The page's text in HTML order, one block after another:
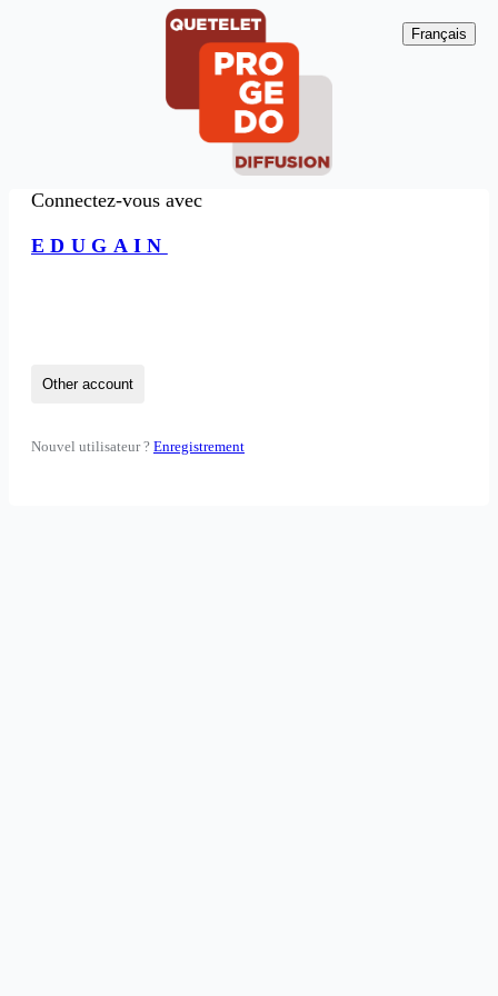
Français
Connectez-vous avec
EDUGAIN
Other account
Nouvel utilisateur ? Enregistrement